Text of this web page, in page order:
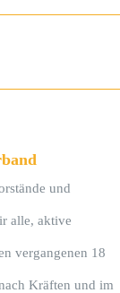
und
alle, aktive
vergangenen 18
Kräften und im